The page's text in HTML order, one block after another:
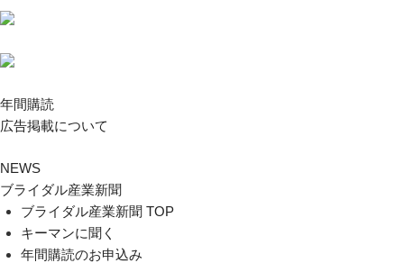
年間購読
広告掲載について
NEWS
ブライダル産業新聞
ブライダル産業新聞 TOP
キーマンに聞く
年間購読のお申込み